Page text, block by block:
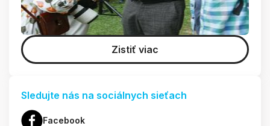
Zistiť viac
Sledujte nás na sociálnych sieťach
Facebook